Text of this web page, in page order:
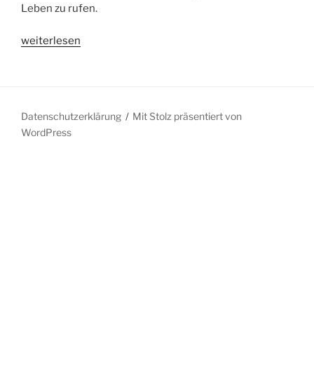
Leben zu rufen.
„Wettbewerb:
weiterlesen
Datenschutzerklärung
Mit Stolz präsentiert von
WordPress